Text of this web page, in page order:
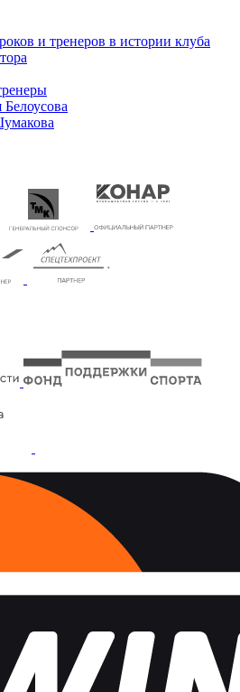
и тренеров в истории клуба